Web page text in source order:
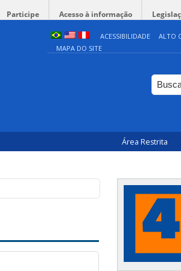
Participe Acesso à informação
ACESSIBILIDADE
ALTO
MAPA DO SITE
Área Restrita